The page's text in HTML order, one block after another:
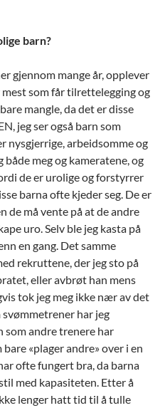
barn?
gjennom mange år, opplever
som får tilrettelegging og
mangle, da det er disse
jeg ser også barn som
nysgjerrige, arbeidsomme og
meg og kameratene, og
de er urolige og forstyrrer
barna ofte kjeder seg. De er
de må vente på at de andre
uro. Selv ble jeg kasta på
en gang. Det samme
rekruttene, der jeg sto på
eller avbrøt han mens
tok jeg meg ikke nær av det
svømmetrener har jeg
andre trenere har
«plager andre» over i en
ofte fungert bra, da barna
med kapasiteten. Etter å
lenger hatt tid til å tulle